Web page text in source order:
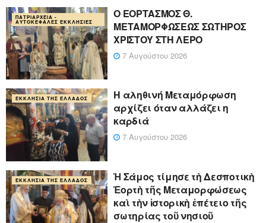
ΠΑΤΡΙΑΡΧΕΊΑ -
ΑΥΤΟΚΈΦΑΛΕΣ ΕΚΚΛΗΣΊΕΣ
Ο ΕΟΡΤΑΣΜΟΣ Θ.
ΜΕΤΑΜΟΡΦΩΣΕΩΣ ΣΩΤΗΡΟΣ
ΧΡΙΣΤΟΥ ΣΤΗ ΛΕΡΟ
7 Αυγούστου 2026
ΕΚΚΛΗΣΊΑ ΤΗΣ ΕΛΛΆΔΟΣ
Η αληθινή Μεταμόρφωση
αρχίζει όταν αλλάζει η
καρδιά
7 Αυγούστου 2026
ΕΚΚΛΗΣΊΑ ΤΗΣ ΕΛΛΆΔΟΣ
Ἡ Σάμος τίμησε τὴ Δεσποτικὴ
Ἑορτὴ τῆς Μεταμορφώσεως
καὶ τὴν ἱστορικὴ ἐπέτειο τῆς
σωτηρίας τοῦ νησιοῦ